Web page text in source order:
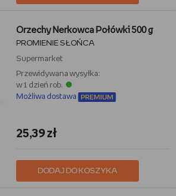
Orzechy Nerkowca Połówki 500 g
PROMIENIE SŁOŃCA
Supermarket
Przewidywana wysyłka:
w 1 dzień rob.
Możliwa dostawa
25,39 zł
DODAJ DO KOSZYKA